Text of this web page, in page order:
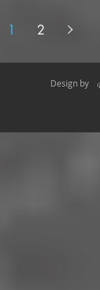
1 2
Design by